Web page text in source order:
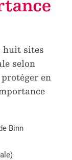
huit sites
selon
en
Binn